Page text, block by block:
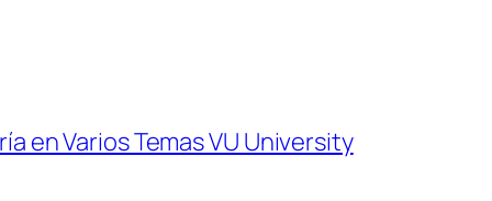
en Varios Temas VU University